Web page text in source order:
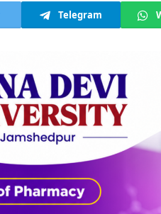
Telegram